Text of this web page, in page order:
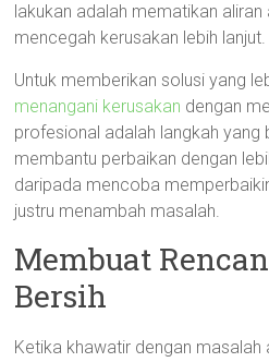
lakukan adalah mematikan
mencegah kerusakan lebih lanjut.
Untuk memberikan solusi yang
menangani kerusakan dengan
profesional adalah langkah yang
membantu perbaikan dengan
daripada mencoba
justru menambah masalah.
Membuat
Bersih
Ketika khawatir dengan masalah